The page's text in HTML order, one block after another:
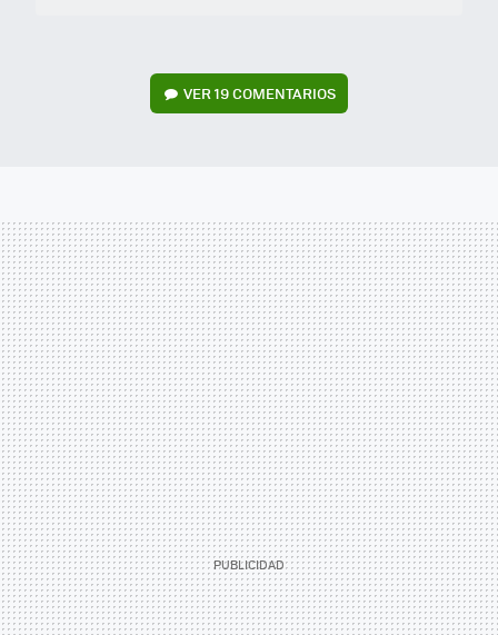
VER19 COMENTARIOS